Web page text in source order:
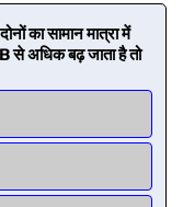
का सामान मात्रा में
B से अधिक बढ़ जाता है तो